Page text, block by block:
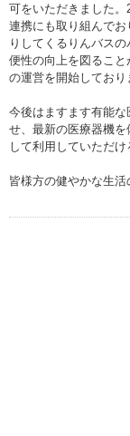
可をいただきました
連携にも取り組んで
りしてくるりんバス
便性の向上を図るこ
の運営を開始しており
今後はますます有能
せ、最新の医療器機
して利用していただ
皆様方の健やかな生活